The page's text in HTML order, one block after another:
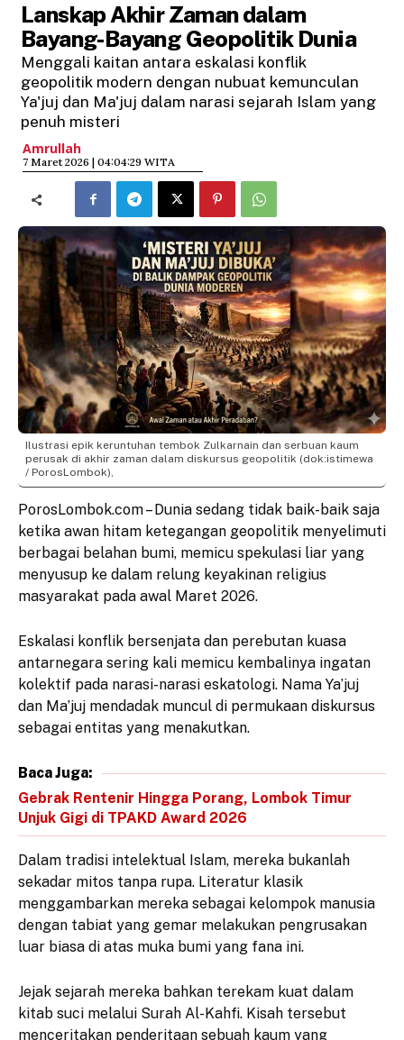
Lanskap Akhir Zaman dalam
Bayang-Bayang Geopolitik Dunia
Menggali kaitan antara eskalasi konflik
geopolitik modern dengan nubuat kemunculan
Ya'juj dan Ma'juj dalam narasi sejarah Islam yang
penuh misteri
Amrullah
​7 Maret 2026 | 04:04:29 WITA
Ilustrasi epik keruntuhan tembok Zulkarnain dan serbuan kaum
perusak di akhir zaman dalam diskursus geopolitik (dok:istimewa
/ PorosLombok),
PorosLombok.com – Dunia sedang tidak baik-baik saja
ketika awan hitam ketegangan geopolitik menyelimuti
berbagai belahan bumi, memicu spekulasi liar yang
menyusup ke dalam relung keyakinan religius
masyarakat pada awal Maret 2026.
​Eskalasi konflik bersenjata dan perebutan kuasa
antarnegara sering kali memicu kembalinya ingatan
kolektif pada narasi-narasi eskatologi. Nama Ya’juj
dan Ma’juj mendadak muncul di permukaan diskursus
sebagai entitas yang menakutkan.
Baca Juga:
Gebrak Rentenir Hingga Porang, Lombok Timur
Unjuk Gigi di TPAKD Award 2026
​Dalam tradisi intelektual Islam, mereka bukanlah
sekadar mitos tanpa rupa. Literatur klasik
menggambarkan mereka sebagai kelompok manusia
dengan tabiat yang gemar melakukan pengrusakan
luar biasa di atas muka bumi yang fana ini.
​Jejak sejarah mereka bahkan terekam kuat dalam
kitab suci melalui Surah Al-Kahfi. Kisah tersebut
menceritakan penderitaan sebuah kaum yang